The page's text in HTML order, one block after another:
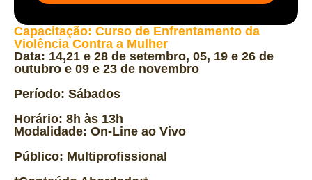
Capacitação: Curso de Enfrentamento da
Violência Contra a Mulher
Data: 14,21 e 28 de setembro, 05, 19 e 26 de
outubro e 09 e 23 de novembro
Período: Sábados
Horário: 8h às 13h
Modalidade: On-Line ao Vivo
Público: Multiprofissional